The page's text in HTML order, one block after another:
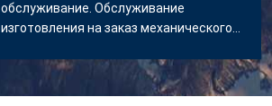
обслуживание. Обслуживание
изготовления на заказ механического